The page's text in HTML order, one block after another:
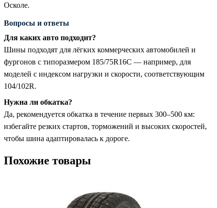
Осколе.
Вопросы и ответы
Для каких авто подходит?
Шины подходят для лёгких коммерческих автомобилей и
фургонов с типоразмером 185/75R16C — например, для
моделей с индексом нагрузки и скорости, соответствующим
104/102R.
Нужна ли обкатка?
Да, рекомендуется обкатка в течение первых 300–500 км:
избегайте резких стартов, торможений и высоких скоростей,
чтобы шина адаптировалась к дороге.
Похожие товары